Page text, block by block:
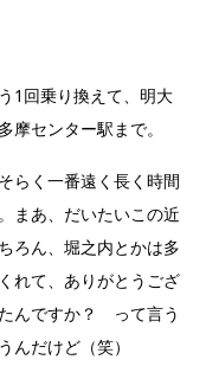
1回乗り換えて、明大
センター駅まで。
らく一番遠く長く時間
まあ、だいたいこの近
ろん、堀之内とかは多
れて、ありがとうござ
んですか？ って言う
んだけど（笑）